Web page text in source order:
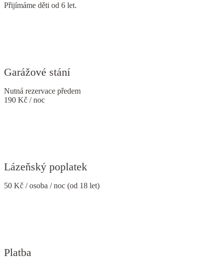
Přijímáme děti od 6 let.
Garážové stání
Nutná rezervace předem
190 Kč / noc
Lázeňský poplatek
50 Kč / osoba / noc (od 18 let)
Platba